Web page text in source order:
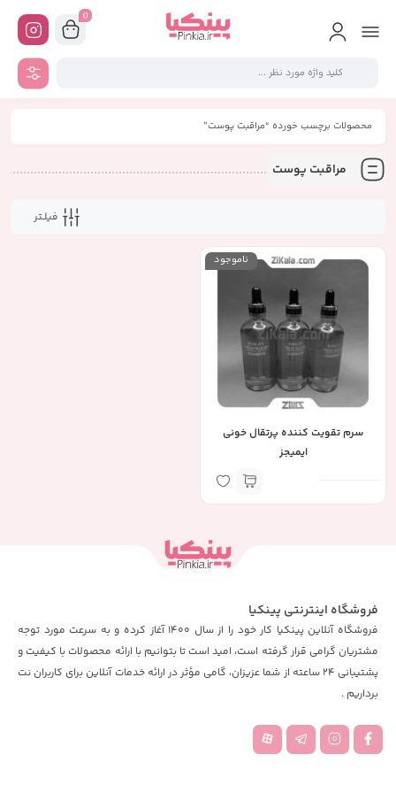
0
محصولات برچسب خورده “مراقبت پوست”
مراقبت پوست
فیلـتر
ناموجود
سرم تقویت کننده پرتقال خونی
ایمیجز
فروشگاه اینترنتی پینکیا
فروشگاه آنلاین پینکیا کار خود را از سال 1400 آغاز کرده و به سرعت مورد توجه
مشتریان گرامی قرار گرفته است، امید است تا بتوانیم با ارائه محصولات با کیفیت و
پشتیبانی 24 ساعته از شما عزیزان، گامی مؤثر در ارائه خدمات آنلاین برای کاربران نت
برداریم .